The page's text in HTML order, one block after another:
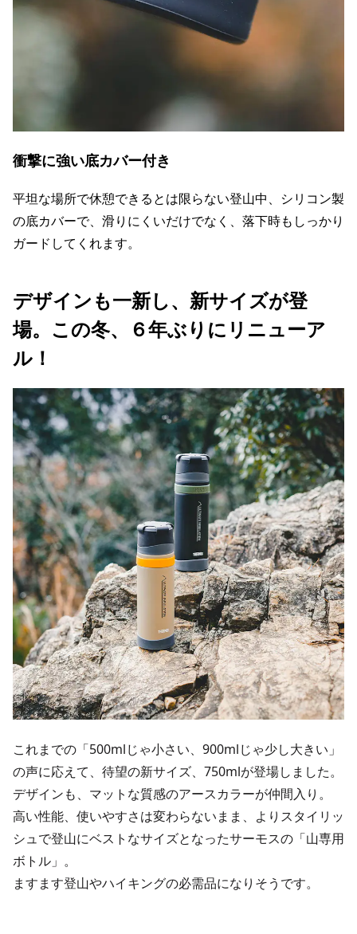
衝撃に強い底カバー付き
平坦な場所で休憩できるとは限らない登山中、シリコン製
の底カバーで、滑りにくいだけでなく、落下時もしっかり
ガードしてくれます。
デザインも一新し、新サイズが登
場。この冬、６年ぶりにリニューア
ル！
これまでの「500mlじゃ小さい、900mlじゃ少し大きい」
の声に応えて、待望の新サイズ、750mlが登場しました。
デザインも、マットな質感のアースカラーが仲間入り。
高い性能、使いやすさは変わらないまま、よりスタイリッ
シュで登山にベストなサイズとなったサーモスの「山専用
ボトル」。
ますます登山やハイキングの必需品になりそうです。